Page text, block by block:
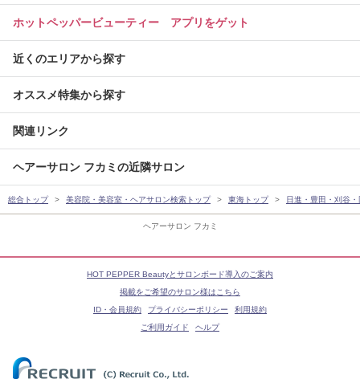
ヘアーサロン フカミ
ホットペッパービューティー アプリをゲット
近くのエリアから探す
オススメ特集から探す
関連リンク
ヘアーサロン フカミの近隣サロン
総合トップ 美容院・美容室・ヘアサロン検索トップ 東海トップ 日進・豊田・刈谷
HOT PEPPER Beautyとサロンボード導入のご案内
掲載をご希望のサロン様はこちら
ID・会員規約
プライバシーポリシー
利用規約
ご利用ガイド
ヘルプ